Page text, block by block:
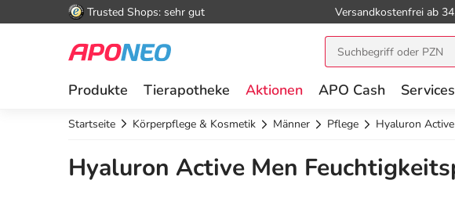
Trusted Shops: sehr gut Versandkostenfrei ab
Produkte Tierapotheke Aktionen APO Cash Services
Startseite Körperpflege & Kosmetik Männer Pflege Hyaluron
Hyaluron Active Men